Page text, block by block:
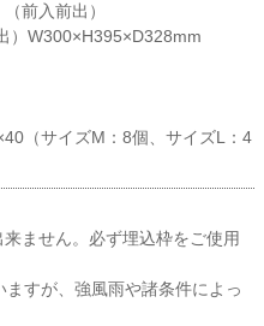
前入前出）
）W300×H395×D328mm
（サイズM：8個、サイズL：4
ません。必ず埋込枠をご使用
すが、強風雨や諸条件によっ